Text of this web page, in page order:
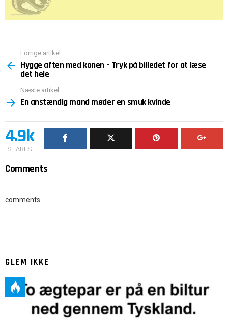
mere
Forrige artikel
Hygge aften med konen – Tryk på billedet for at læse
det hele
Næste artikel
En anstændig mand møder en smuk kvinde
4.9k
SHARES
Comments
comments
GLEM IKKE